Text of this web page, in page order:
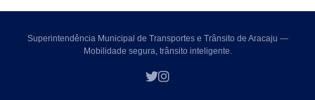
Superintendência Municipal de Transportes e Trânsito de Aracaju —
Mobilidade segura, trânsito inteligente.